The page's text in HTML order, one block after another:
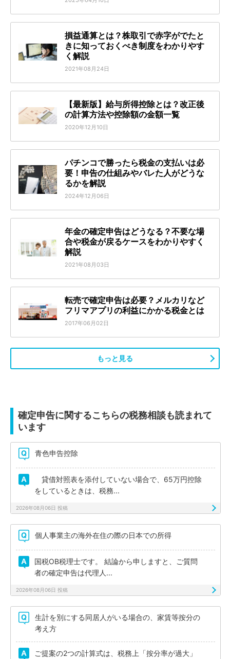
損益通算とは？株取引で赤字がでたと
きに知っておくべき制度をわかりやす
く解説
2021年08月24日
【最新版】給与所得控除とは？改正後
の計算方法や控除額の金額一覧
2020年12月10日
パチンコで勝ったら税金の支払いは必
要！申告の仕組みやバレた人がどうな
るかを解説
2024年12月06日
年金の確定申告はどうなる？不要な場
合や税金が戻るケースをわかりやすく
解説
2021年08月03日
転売で確定申告は必要？メルカリなど
フリマアプリの利益にかかる税金とは
2017年06月02日
もっと見る
確定申告に関するこちらの税務相談も読まれて
います
青色申告控除
貸借対照表を添付していない場合で、65万円控除
をしているときは、税務...
2026年08月06日 投稿
個人事業主の海外在住の際の日本での所得
国税OB税理士です。 結論から申しますと、ご質問
者の確定申告は代理人...
2026年08月06日 投稿
生計を別にする同居人がいる場合の、家賃等按分の
考え方
ご提案の2つの計算式は、税務上「按分率が過大」